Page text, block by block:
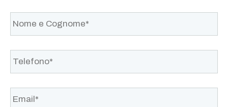
N
o
m
e
C
g
n
Telefono* *
Email* *